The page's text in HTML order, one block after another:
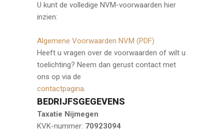
U kunt de volledige NVM-voorwaarden hier
inzien:
Algemene Voorwaarden NVM (PDF)
Heeft u vragen over de voorwaarden of wilt u
toelichting? Neem dan gerust contact met
ons op via de
contactpagina.
BEDRIJFSGEGEVENS
Taxatie Nijmegen
KVK-nummer: 70923094